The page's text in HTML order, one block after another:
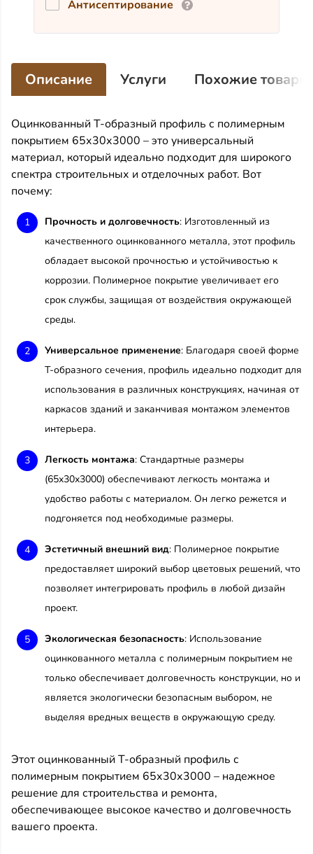
Антисептирование
Описание Услуги Похожие товары
Оцинкованный Т-образный профиль с полимерным
покрытием 65х30х3000 – это универсальный
материал, который идеально подходит для широкого
спектра строительных и отделочных работ. Вот
почему:
Прочность и долговечность: Изготовленный из
качественного оцинкованного металла, этот профиль
обладает высокой прочностью и устойчивостью к
коррозии. Полимерное покрытие увеличивает его
срок службы, защищая от воздействия окружающей
среды.
Универсальное применение: Благодаря своей форме
Т-образного сечения, профиль идеально подходит для
использования в различных конструкциях, начиная от
каркасов зданий и заканчивая монтажом элементов
интерьера.
Легкость монтажа: Стандартные размеры
(65х30х3000) обеспечивают легкость монтажа и
удобство работы с материалом. Он легко режется и
подгоняется под необходимые размеры.
Эстетичный внешний вид: Полимерное покрытие
предоставляет широкий выбор цветовых решений, что
позволяет интегрировать профиль в любой дизайн
проект.
Экологическая безопасность: Использование
оцинкованного металла с полимерным покрытием не
только обеспечивает долговечность конструкции, но и
является экологически безопасным выбором, не
выделяя вредных веществ в окружающую среду.
Этот оцинкованный Т-образный профиль с
полимерным покрытием 65х30х3000 – надежное
решение для строительства и ремонта,
обеспечивающее высокое качество и долговечность
вашего проекта.